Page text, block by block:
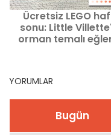
Ücretsiz LEGO
sonu: Little
orman temalı
YORUMLAR
Bugün